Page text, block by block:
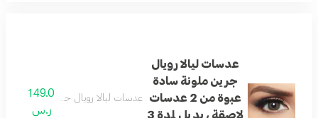
عدسات ليالا رويال
جرين ملونة سادة
عبوة من 2 عدسات
لاصقة ، بديل لمدة 3
عدسات ليالا رويال جرين ملونة سادة عبوة من 2 عدسات لاصقة ،
149.0
ر.س